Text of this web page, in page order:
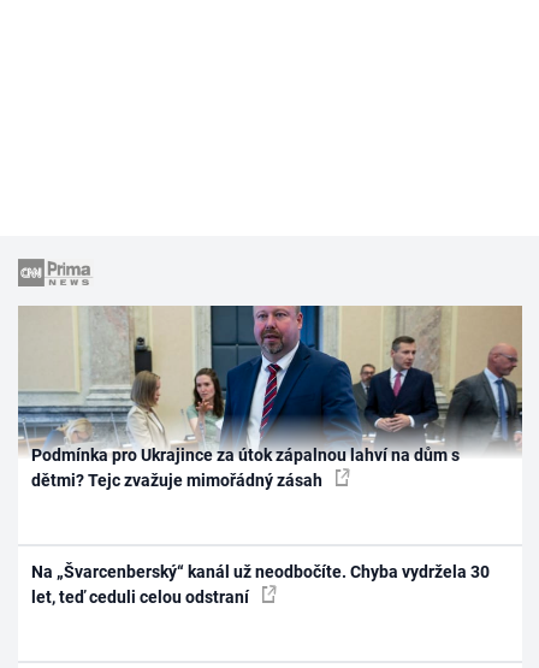
Podmínka pro Ukrajince za útok zápalnou lahví na dům s
dětmi? Tejc zvažuje mimořádný zásah
Na „Švarcenberský“ kanál už neodbočíte. Chyba vydržela 30
let, teď ceduli celou odstraní